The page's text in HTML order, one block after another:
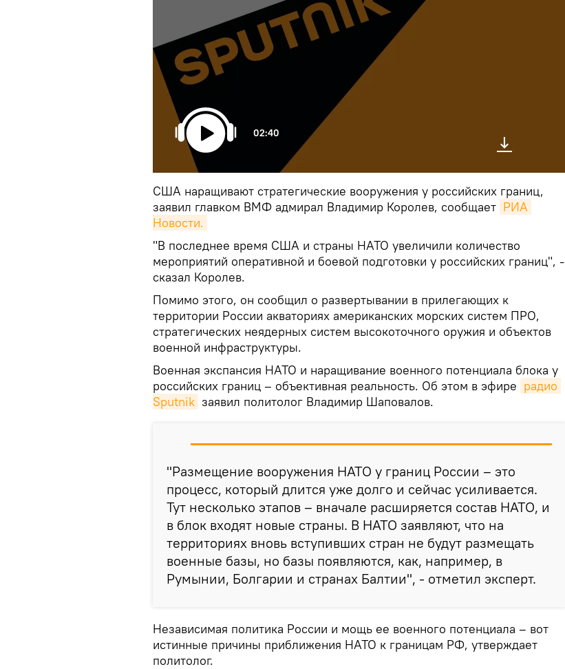
02:40
США наращивают стратегические вооружения у российских границ,
заявил главком ВМФ адмирал Владимир Королев, сообщает РИА
Новости.
"В последнее время США и страны НАТО увеличили количество
мероприятий оперативной и боевой подготовки у российских границ", -
сказал Королев.
Помимо этого, он сообщил о развертывании в прилегающих к
территории России акваториях американских морских систем ПРО,
стратегических неядерных систем высокоточного оружия и объектов
военной инфраструктуры.
Военная экспансия НАТО и наращивание военного потенциала блока у
российских границ – объективная реальность. Об этом в эфире радио
Sputnik заявил политолог Владимир Шаповалов.
"Размещение вооружения НАТО у границ России – это
процесс, который длится уже долго и сейчас усиливается.
Тут несколько этапов – вначале расширяется состав НАТО, и
в блок входят новые страны. В НАТО заявляют, что на
территориях вновь вступивших стран не будут размещать
военные базы, но базы появляются, как, например, в
Румынии, Болгарии и странах Балтии", - отметил эксперт.
Независимая политика России и мощь ее военного потенциала – вот
истинные причины приближения НАТО к границам РФ, утверждает
политолог.